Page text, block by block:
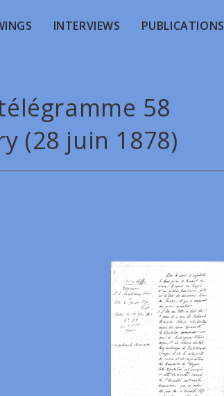
INTERVIEWS PUBLICATIONS
58
(28 juin 1878)